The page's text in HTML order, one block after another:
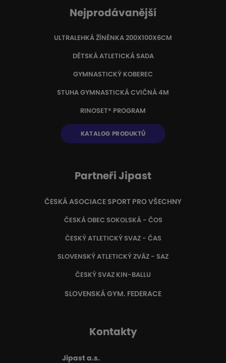
Nejprodávanější
ULTRALEHKÁ ŽÍNĚNKA 200X100X6CM
DĚTSKÁ ATLETICKÁ SADA
GYMNASTICKÝ KOBEREC
STUHA GYMNASTICKÁ CVIČNÁ 4M
RINOSET® PROGRAM
KATALOG PRODUKTŮ
Partneři Jipast
ČESKÁ ASOCIACE SPORT PRO VŠECHNY
ČESKÁ OBEC SOKOLSKÁ - ČOS
ČESKÝ ATLETICKÝ SVAZ - ČAS
SLOVENSKÝ ATLETICKÝ ZVÄZ - SAZ
ČESKÝ SVAZ KIN-BALLU
SLOVENSKÁ GYM. FEDERACE
Kontakty
Jipast a.s.